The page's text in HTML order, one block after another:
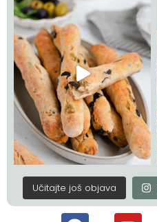
Učitajte još objava